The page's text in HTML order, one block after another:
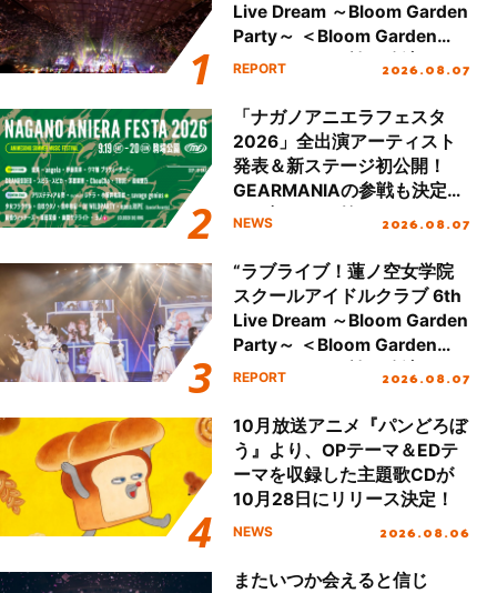
Live Dream ～Bloom Garden
Party～ ＜Bloom Garden
Party Stage／埼玉公演＞”
REPORT 2026.08.07
「ナガノアニエラフェスタ
2026」全出演アーティスト
発表＆新ステージ初公開！
GEARMANIAの参戦も決定
し、初となる第3ステージの
NEWS 2026.08.07
“ラブライブ！蓮ノ空女学院
スクールアイドルクラブ 6th
Live Dream ～Bloom Garden
Party～ ＜Bloom Garden
Party Stage／埼玉公演＞”
REPORT 2026.08.07
10月放送アニメ『パンどろぼ
う』より、OPテーマ＆EDテ
ーマを収録した主題歌CDが
10月28日にリリース決定！
NEWS 2026.08.06
またいつか会えると信じ